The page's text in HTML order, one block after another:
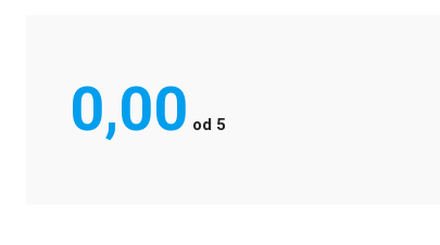
0,00 od 5